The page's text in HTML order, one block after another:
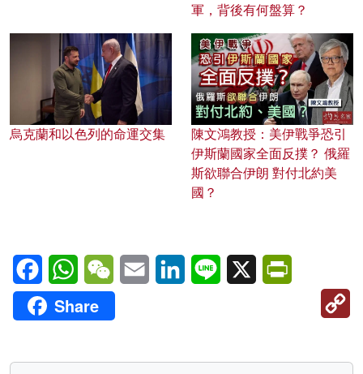
軍，背後有何盤算？
烏克蘭和以色列的命運交集
陳文鴻教授：美伊戰爭恐引
伊斯蘭國家全面反撲？ 俄羅
斯欲聯合伊朗 對付北約美
國？
FacebookWhatsAppWeChatEmail LinkedInLine X
Share